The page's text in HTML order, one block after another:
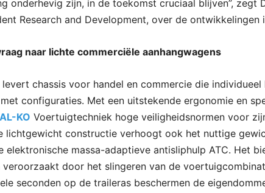
onderhevig zijn, in de toekomst cruciaal blijven”, zegt
Research and Development, over de ontwikkelingen
naar lichte commerciële aanhangwagens
chassis voor handel en commercie die individueel
configuraties. Met een uitstekende ergonomie en
AL-KO Voertuigtechniek hoge veiligheidsnormen voor
lichtgewicht constructie verhoogt ook het nuttige
elektronische massa-adaptieve antisliphulp ATC. Het
veroorzaakt door het slingeren van de
seconden op de traileras beschermen de